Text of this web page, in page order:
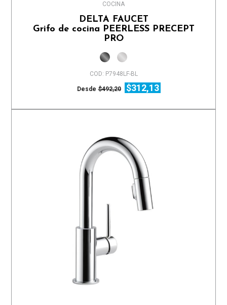
COCINA
DELTA FAUCET
Grifo de cocina PEERLESS PRECEPT
PRO
COD: P7948LF-BL
Desde $492,20 $312,13